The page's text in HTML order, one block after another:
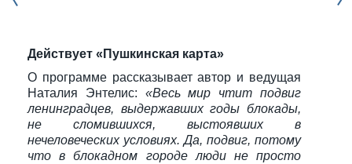
Действует «Пушкинская карта»
О программе рассказывает автор и ведущая
Наталия Энтелис: «Весь мир чтит подвиг
ленинградцев, выдержавших годы блокады,
не сломившихся, выстоявших в
нечеловеческих условиях. Да, подвиг, потому
что в блокадном городе люди не просто